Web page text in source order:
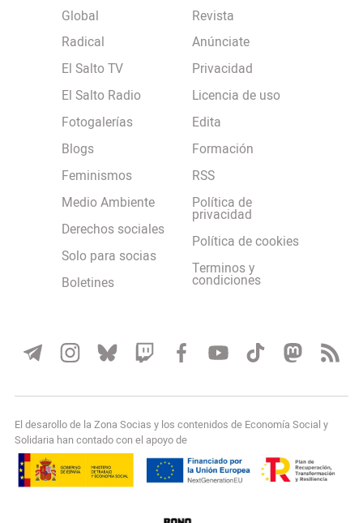
Global
Radical
El Salto TV
El Salto Radio
Fotogalerías
Blogs
Feminismos
Medio Ambiente
Derechos sociales
Solo para socias
Boletines
Revista
Anúnciate
Privacidad
Licencia de uso
Edita
Formación
RSS
Política de
privacidad
Política de cookies
Terminos y
condiciones
El desarollo de la Zona Socias y los contenidos de Economía Social y
Solidaria han contado con el apoyo de